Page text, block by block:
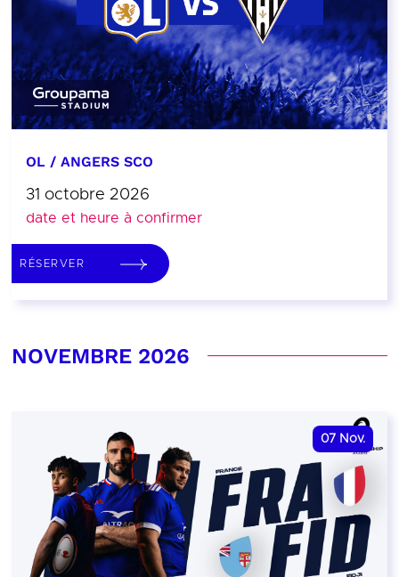
OL / ANGERS SCO
31 octobre 2026
date et heure à confirmer
RÉSERVER
NOVEMBRE 2026
07 Nov.